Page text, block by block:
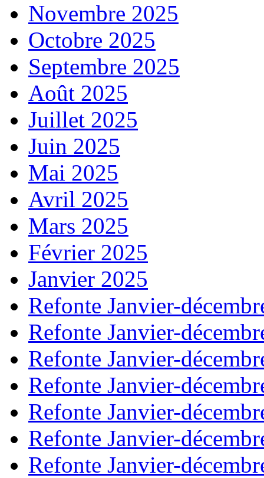
Novembre 2025
Octobre 2025
Septembre 2025
Août 2025
Juillet 2025
Juin 2025
Mai 2025
Avril 2025
Mars 2025
Février 2025
Janvier 2025
Refonte Janvier-
Refonte Janvier-
Refonte Janvier-
Refonte Janvier-
Refonte Janvier-
Refonte Janvier-
Refonte Janvier-